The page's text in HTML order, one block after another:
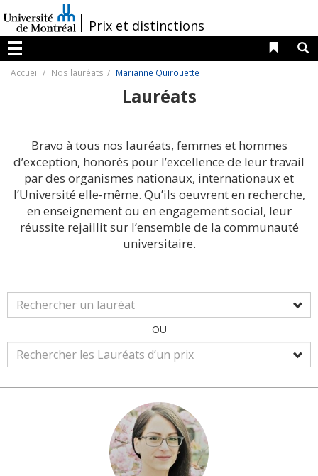
au
contenu
/Prix et distinctions
Menu
Liens
Accueil Nos lauréats Marianne Quirouette
Lauréats
Bravo à tous nos lauréats, femmes et hommes
d’exception, honorés pour l’excellence de leur travail
par des organismes nationaux, internationaux et
l’Université elle-même. Qu’ils oeuvrent en recherche,
en enseignement ou en engagement social, leur
réussite rejaillit sur l’ensemble de la communauté
universitaire.
OU